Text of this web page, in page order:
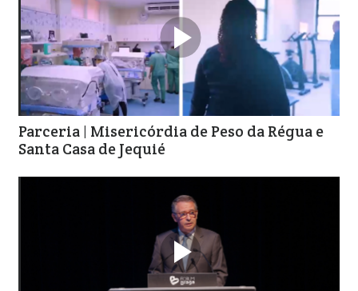

Parceria | Misericórdia de Peso da Régua e
Santa Casa de Jequié
